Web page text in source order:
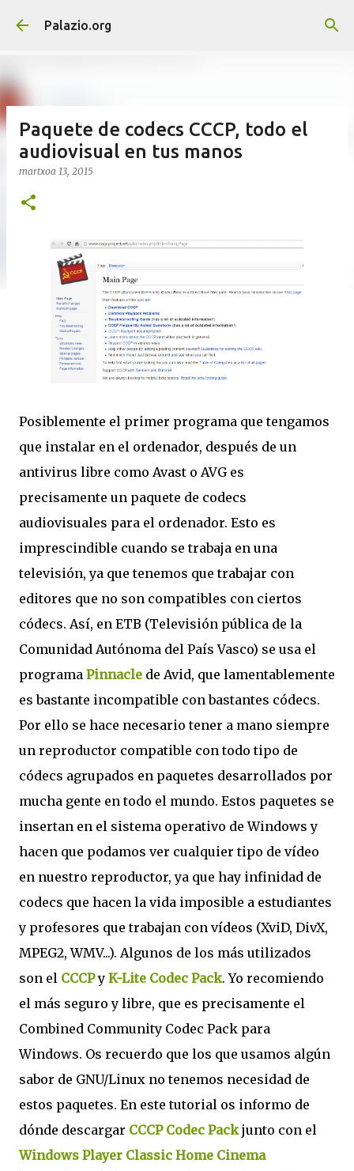
Saltatu eta joan eduki nagusira
Palazio.org
Paquete de codecs CCCP, todo el
audiovisual en tus manos
martxoa 13, 2015
Posiblemente el primer programa que tengamos
que instalar en el ordenador, después de un
antivirus libre como Avast o AVG es
precisamente un paquete de codecs
audiovisuales para el ordenador. Esto es
imprescindible cuando se trabaja en una
televisión, ya que tenemos que trabajar con
editores que no son compatibles con ciertos
códecs. Así, en ETB (Televisión pública de la
Comunidad Autónoma del País Vasco) se usa el
programa Pinnacle de Avid, que lamentablemente
es bastante incompatible con bastantes códecs.
Por ello se hace necesario tener a mano siempre
un reproductor compatible con todo tipo de
códecs agrupados en paquetes desarrollados por
mucha gente en todo el mundo. Estos paquetes se
insertan en el sistema operativo de Windows y
hacen que podamos ver cualquier tipo de vídeo
en nuestro reproductor, ya que hay infinidad de
codecs que hacen la vida imposible a estudiantes
y profesores que trabajan con vídeos (XviD, DivX,
MPEG2, WMV...). Algunos de los más utilizados
son el CCCPy K-Lite Codec Pack. Yo recomiendo
el más seguro y libre, que es precisamente el
Combined Community Codec Pack para
Windows. Os recuerdo que los que usamos algún
sabor de GNU/Linux no tenemos necesidad de
estos paquetes. En este tutorial os informo de
dónde descargar CCCP Codec Packjunto con el
Windows Player Classic Home Cinema